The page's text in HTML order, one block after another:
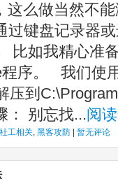
这么做当然不
过键盘记录器
比如我精心准
序。 我们使
到
： 别忘找...阅
社工相关, 黑客攻防 暂无评论